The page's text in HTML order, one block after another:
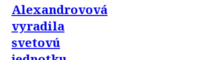
Alexandrovová
vyradila
svetovú